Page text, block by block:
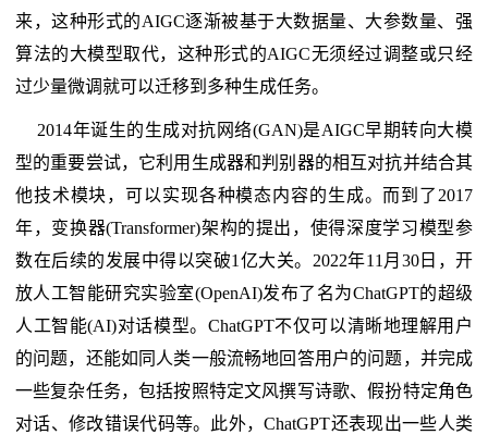
来，这种形式的AIGC逐渐被基于大数据量、大参数量、强
算法的大模型取代，这种形式的AIGC无须经过调整或只经
过少量微调就可以迁移到多种生成任务。
2014年诞生的生成对抗网络(GAN)是AIGC早期转向大模
型的重要尝试，它利用生成器和判别器的相互对抗并结合其
他技术模块，可以实现各种模态内容的生成。而到了2017
年，变换器(Transformer)架构的提出，使得深度学习模型参
数在后续的发展中得以突破1亿大关。2022年11月30日，开
放人工智能研究实验室(OpenAI)发布了名为ChatGPT的超级
人工智能(AI)对话模型。ChatGPT不仅可以清晰地理解用户
的问题，还能如同人类一般流畅地回答用户的问题，并完成
一些复杂任务，包括按照特定文风撰写诗歌、假扮特定角色
对话、修改错误代码等。此外，ChatGPT还表现出一些人类